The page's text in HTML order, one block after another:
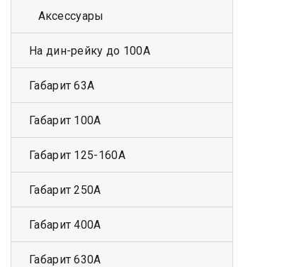
Аксессуары
На дин-рейку до 100А
Габарит 63А
Габарит 100А
Габарит 125-160А
Габарит 250А
Габарит 400А
Габарит 630А